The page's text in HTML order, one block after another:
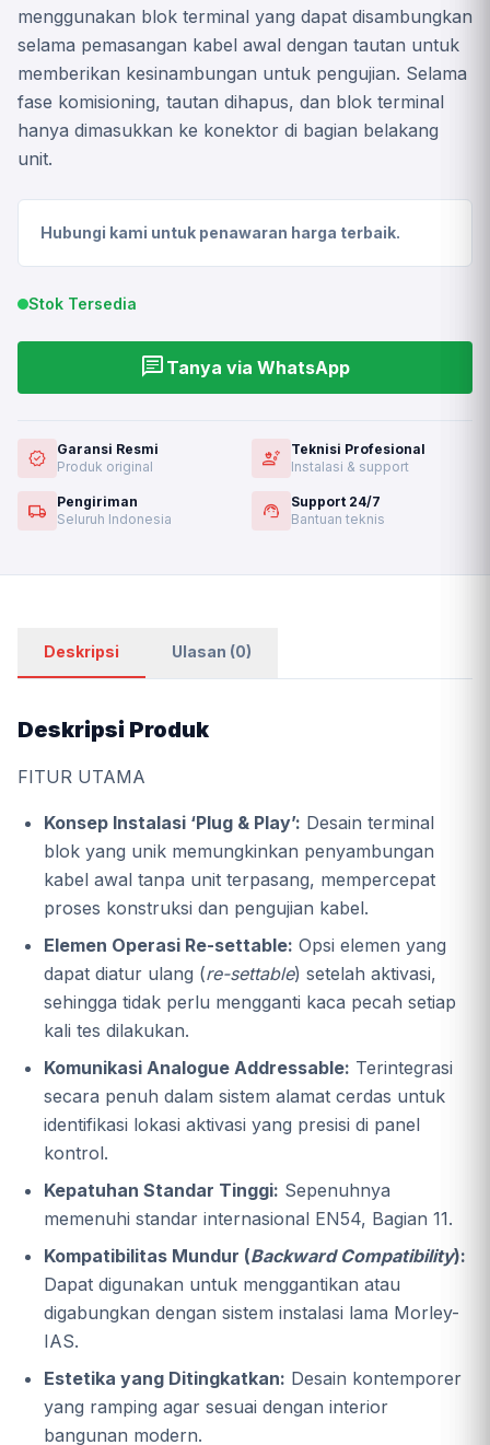
menggunakan blok terminal yang dapat disambungkan
selama pemasangan kabel awal dengan tautan untuk
memberikan kesinambungan untuk pengujian. Selama
fase komisioning, tautan dihapus, dan blok terminal
hanya dimasukkan ke konektor di bagian belakang
unit.
Hubungi kami untuk penawaran harga terbaik.
Stok Tersedia
chat Tanya via WhatsApp
verified
Garansi Resmi
Produk original
engineering
Teknisi Profesional
Instalasi & support
local_shipping
Pengiriman
Seluruh Indonesia
support_agent
Support 24/7
Bantuan teknis
Deskripsi Ulasan (0)
Deskripsi Produk
FITUR UTAMA
Konsep Instalasi ‘Plug & Play’: Desain terminal
blok yang unik memungkinkan penyambungan
kabel awal tanpa unit terpasang, mempercepat
proses konstruksi dan pengujian kabel.
Elemen Operasi Re-settable: Opsi elemen yang
dapat diatur ulang (re-settable) setelah aktivasi,
sehingga tidak perlu mengganti kaca pecah setiap
kali tes dilakukan.
Komunikasi Analogue Addressable: Terintegrasi
secara penuh dalam sistem alamat cerdas untuk
identifikasi lokasi aktivasi yang presisi di panel
kontrol.
Kepatuhan Standar Tinggi: Sepenuhnya
memenuhi standar internasional EN54, Bagian 11.
Kompatibilitas Mundur (Backward Compatibility):
Dapat digunakan untuk menggantikan atau
digabungkan dengan sistem instalasi lama Morley-
IAS.
Estetika yang Ditingkatkan: Desain kontemporer
yang ramping agar sesuai dengan interior
bangunan modern.